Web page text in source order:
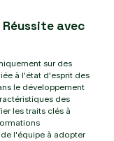
avec
sur des
à l'état d'esprit des
le développement
des
les traits clés à
l'équipe à adopter